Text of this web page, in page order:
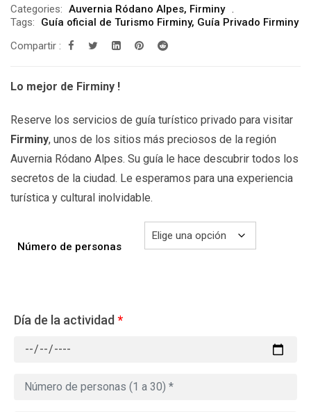
precios:
desde
199.00€
Categories: Auvernia Ródano Alpes, Firminy
Tags:
Guía oficial de Turismo Firminy, Guía Privado Firminy
Compartir :
Lo mejor de Firminy !
Reserve los servicios de guía turístico privado para visitar
Firminy, unos de los sitios más preciosos de la región
Auvernia Ródano Alpes. Su guía le hace descubrir todos los
secretos de la ciudad. Le esperamos para una experiencia
turística y cultural inolvidable.
Número de personas
Día de la actividad *